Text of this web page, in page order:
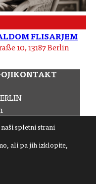
FLISARJEM
10, 13187 Berlin
spletni strani
ali pa jih izklopite,
KONTAKT